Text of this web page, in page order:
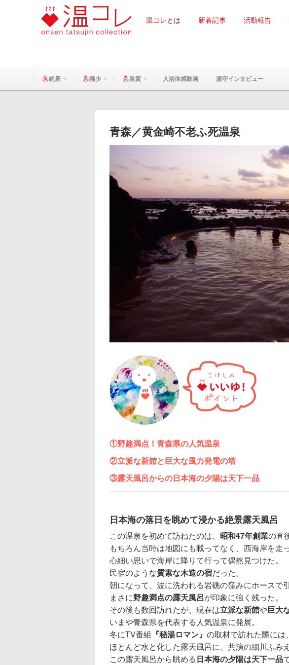
温コレとは 新着記事 活動報告
絶景 稀少 泉質 入浴体感動画 湯守インタビュー
青森／黄金崎不老ふ死温泉
①野趣満点！青森県の人気温泉
②立派な新館と巨大な風力発電の塔
③露天風呂からの日本海の夕陽は天下一品
日本海の落日を眺めて浸かる絶景露天風呂
この温泉を初めて訪ねたのは、 昭和47年創業の直
もちろん当時は地図にも載ってなく、西海岸を走
心細い思いで海岸に降りて行って偶然見つけた。
民宿のような質素な木造の宿だった。
朝になって、波に洗われる岩礁の窪みにホースで
まさに野趣満点の露天風呂が印象に強く残った。
その後も数回訪れたが、現在は立派な新館や巨大
いまや青森県を代表する人気温泉に発展。
冬にTV番組 『秘湯ロマン』 の取材で訪れた際には
ほとんど水と化した露天風呂に、共演の細川ふみ
この露天風呂から眺める日本海の夕陽は天下一品